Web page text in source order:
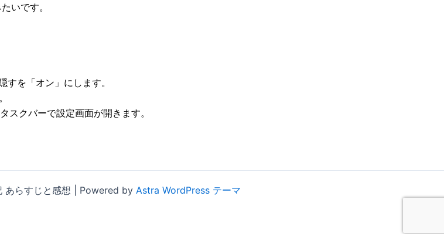
いです。
を「オン」にします。
クバーで設定画面が開きます。
らすじと感想 | Powered by Astra WordPress テーマ